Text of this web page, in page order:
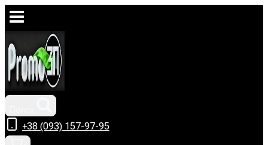
Перейти
содержимому
+38 (093) 157-97-95